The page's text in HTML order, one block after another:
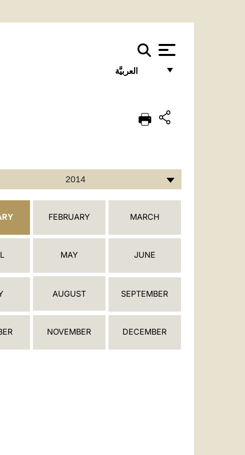
العربيَّة
ESPAÑOL
DEUTSCH
2014
FEBRUARY MARCH
MAY JUNE
AUGUST SEPTEMBER
NOVEMBER DECEMBER